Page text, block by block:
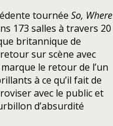
tournée So, Where
173 salles à travers 20
britannique de
sur scène avec
le retour de l’un
à ce qu’il fait de
avec le public et
d’absurdité